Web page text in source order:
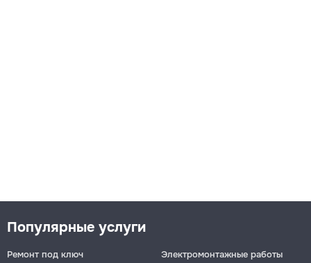
Популярные услуги
Ремонт под ключ
Электромонтажные работы